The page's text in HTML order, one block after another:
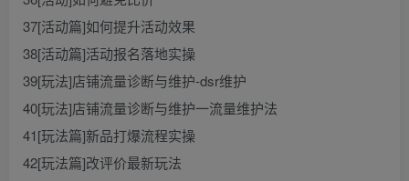
37[活动篇]如何提升活动效果
38[活动篇]活动报名落地实操
39[玩法]店铺流量诊断与维护-dsr维护
40[玩法]店铺流量诊断与维护一流量维护法
41[玩法篇]新品打爆流程实操
42[玩法篇]改评价最新玩法